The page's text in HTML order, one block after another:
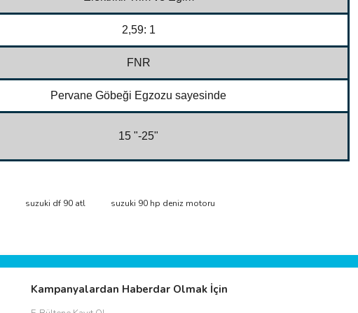
2,59: 1
FNR
Pervane Göbeği Egzozu sayesinde
15 "-25"
suzuki df 90 atl
suzuki 90 hp deniz motoru
Kampanyalardan Haberdar Olmak İçin